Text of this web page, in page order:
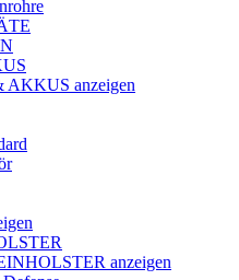
anzeigen
anzeigen